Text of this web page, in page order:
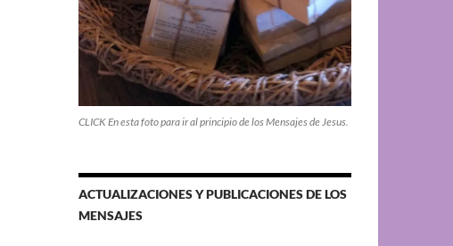
CLICK En esta foto para ir al principio de los Mensajes de Jesus.
ACTUALIZACIONES Y PUBLICACIONES DE LOS
MENSAJES